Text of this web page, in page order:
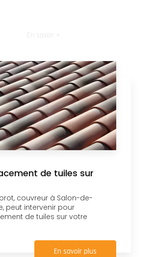
En savoir +
de tuiles sur
couvreur à Salon-de-
peut intervenir pour
de tuiles sur votre
En savoir plus